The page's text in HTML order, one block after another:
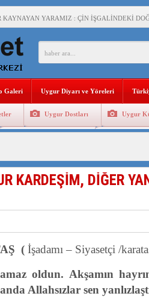
KAYNAYAN YARAMIZ : ÇİN İŞGALİNDEKİ
POLİTİKALARINI ÖVEN DİYANET
BÜYÜKELÇİSİ JİANG’İN TRABZON
“FETİHLER SULTANI
TÜRKİSTAN’DA EN AZ 143 BİN
Galeri Uygur Diyarı ve Yöreleri
Uygur Dostları Uygur
KARDEŞİM, DİĞER
( İşadamı – Siyasetçi /
oldun. Akşamın
Allahsızlar sen